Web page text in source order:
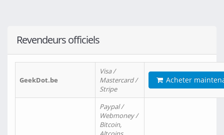
Revendeurs officiels
GeekDot.be
Visa /
Mastercard /
Stripe
Acheter
Paypal /
Webmoney /
Bitcoin,